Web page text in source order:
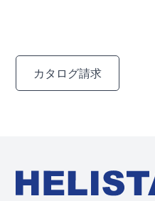
カタログ請求